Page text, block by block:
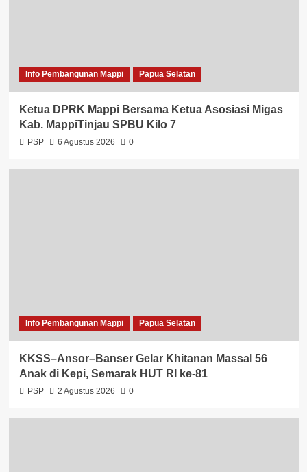
Info Pembangunan Mappi Papua Selatan
Ketua DPRK Mappi Bersama Ketua Asosiasi Migas
Kab. MappiTinjau SPBU Kilo 7
PSP 6 Agustus 2026 0
Info Pembangunan Mappi Papua Selatan
KKSS–Ansor–Banser Gelar Khitanan Massal 56
Anak di Kepi, Semarak HUT RI ke-81
PSP 2 Agustus 2026 0